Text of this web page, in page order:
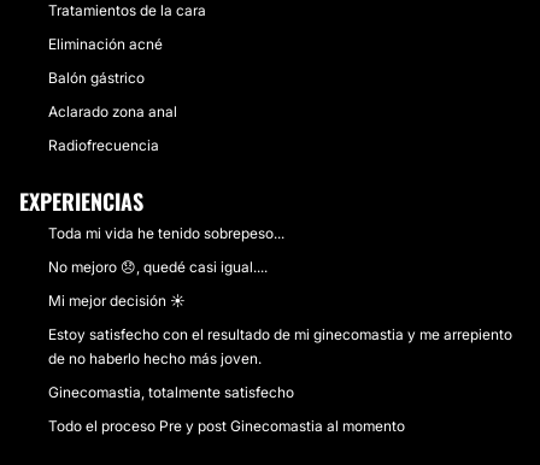
Tratamientos de la cara
Eliminación acné
Balón gástrico
Aclarado zona anal
Radiofrecuencia
EXPERIENCIAS
Toda mi vida he tenido sobrepeso...
No mejoro 😞, quedé casi igual....
Mi mejor decisión ☀
Estoy satisfecho con el resultado de mi ginecomastia y me arrepiento
de no haberlo hecho más joven.
Ginecomastia, totalmente satisfecho
Todo el proceso Pre y post Ginecomastia al momento